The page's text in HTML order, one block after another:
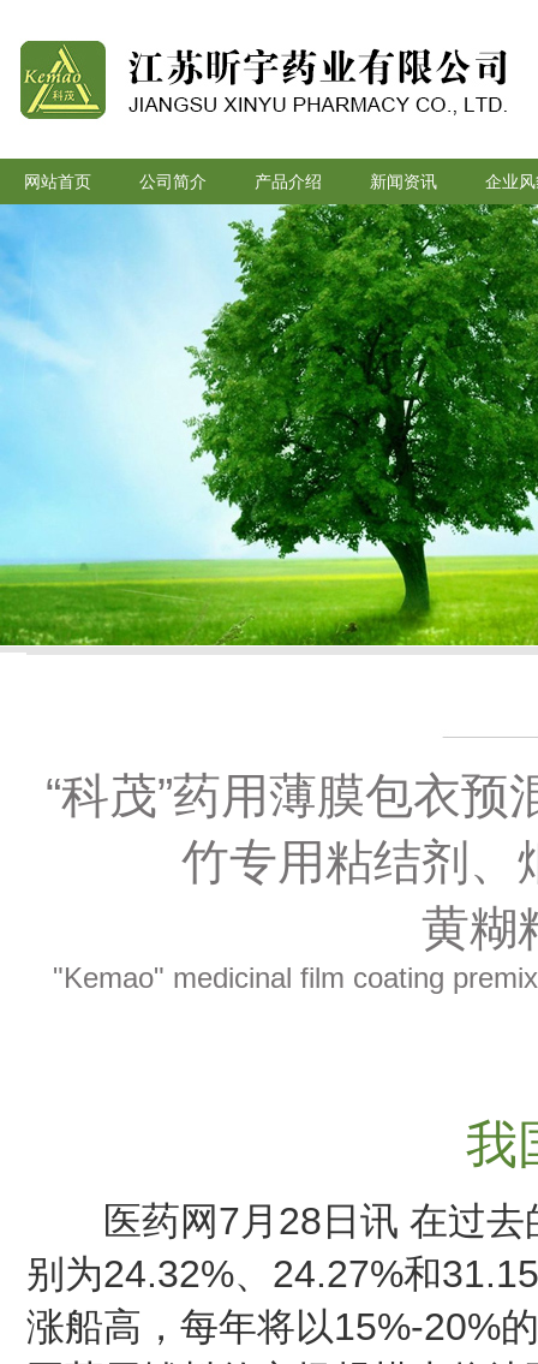
网站首页 公司简介 产品介绍 新闻资讯 企业
“科茂”药用薄膜包衣
竹专用粘结剂、
黄糊
"Kemao" medicinal film coating
我
医药网7月28日讯 在过去
别为24.32%、24.27%和
涨船高，每年将以15%-20%